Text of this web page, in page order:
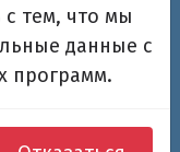
с тем, что мы
данные с
программ.